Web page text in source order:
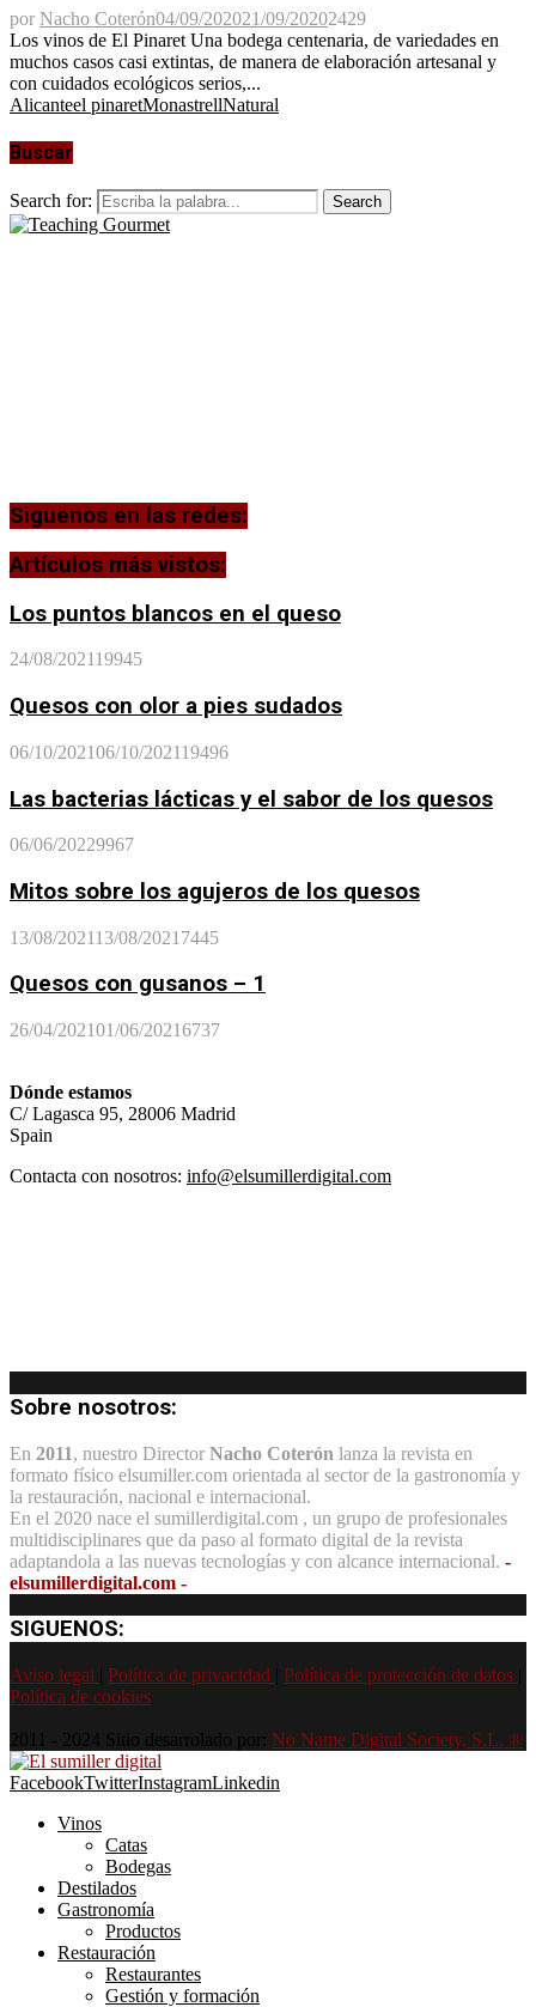
por Nacho Coterón04/09/202021/09/20202429
Los vinos de El Pinaret Una bodega centenaria, de variedades en
muchos casos casi extintas, de manera de elaboración artesanal y
con cuidados ecológicos serios,...
Alicanteel pinaretMonastrellNatural
Buscar
Search for: Search
Siguenos en las redes:
Artículos más vistos:
Los puntos blancos en el queso
24/08/202119945
Quesos con olor a pies sudados
06/10/202106/10/202119496
Las bacterias lácticas y el sabor de los quesos
06/06/20229967
Mitos sobre los agujeros de los quesos
13/08/202113/08/2021 7445
Quesos con gusanos – 1
26/04/202101/06/20216737
Dónde estamos
C/ Lagasca 95, 28006 Madrid
Spain
Contacta con nosotros: info@elsumillerdigital.com
Sobre nosotros:
En 2011, nuestro Director Nacho Coterón lanza la revista en
formato físico elsumiller.com orientada al sector de la gastronomía y
la restauración, nacional e internacional.
En el 2020 nace el sumillerdigital.com , un grupo de profesionales
multidisciplinares que da paso al formato digital de la revista
adaptandola a las nuevas tecnologías y con alcance internacional. -
elsumillerdigital.com -
SIGUENOS:
Aviso legal Política de privacidad Política de protección de datos
Política de cookies
2011 - 2024 Sitio desarrolado por: No Name Digital Society, S.L. ®
FacebookTwitterInstagramLinkedin
Vinos
Catas
Bodegas
Destilados
Gastronomía
Productos
Restauración
Restaurantes
Gestión y formación